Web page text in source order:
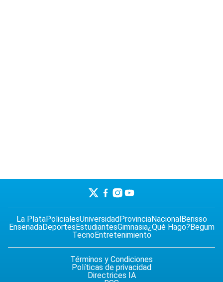
La PlataPolicialesUniversidadProvinciaNacionalBerisso
EnsenadaDeportesEstudiantesGimnasia¿Qué Hago?Begum
TecnoEntretenimiento
Términos y Condiciones
Políticas de privacidad
Directrices IA